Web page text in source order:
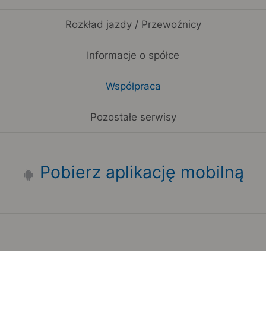
Rozkład jazdy / Przewoźnicy
Informacje o spółce
Współpraca
Pozostałe serwisy
Pobierz aplikację mobilną